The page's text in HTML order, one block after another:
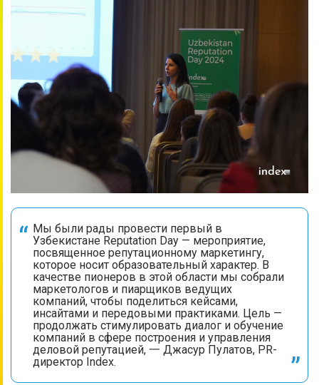
Мы были рады провести первый в
Узбекистане Reputation Day — мероприятие,
посвященное репутационному маркетингу,
которое носит образовательный характер. В
качестве пионеров в этой области мы собрали
маркетологов и пиарщиков ведущих
компаний, чтобы поделиться кейсами,
инсайтами и передовыми практиками. Цель —
продолжать стимулировать диалог и обучение
компаний в сфере построения и управления
деловой репутацией, 一 Джасур Пулатов, PR-
директор Index.